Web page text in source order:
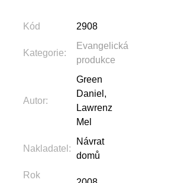
Kód 2908
Kategorie:
Evangelická
produkce
Autor:
Green
Daniel,
Lawrenz
Mel
Nakladatel :
Návrat
domů
Rok